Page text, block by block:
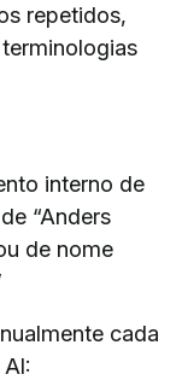
repetidos,
interno de
“Anders
de nome
cada